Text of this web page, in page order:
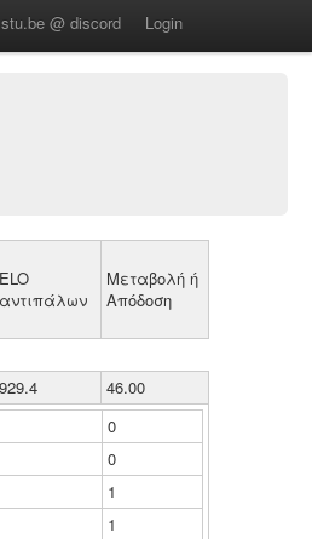
@ discord Login
ELO
αντιπάλων
Μεταβολή ή
Απόδοση
929.4
46.00
0
0
1
1